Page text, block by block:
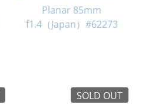
SOLD OUT